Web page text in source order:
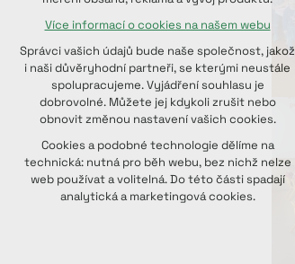
analytická pro anonymizované
vyhodnocení návštěvnosti
marketingová cookies (Google, Seznam,
Facebook)
Více informací o cookies na našem webu
PŘIJMOUT VŠECHNY COOKIES
ODMÍTNOUT VOLITELNÁ
Více informací o cookies na našem webu
Správci vašich údajů bude naše společnost, jakož
i naši důvěryhodní partneři, se kterými neustále
spolupracujeme. Vyjádření souhlasu je
dobrovolné. Můžete jej kdykoli zrušit nebo
obnovit změnou nastavení vašich cookies.
Cookies a podobné technologie dělíme na
technická: nutná pro běh webu, bez nichž nelze
web používat a volitelná. Do této části spadají
analytická a marketingová cookies.